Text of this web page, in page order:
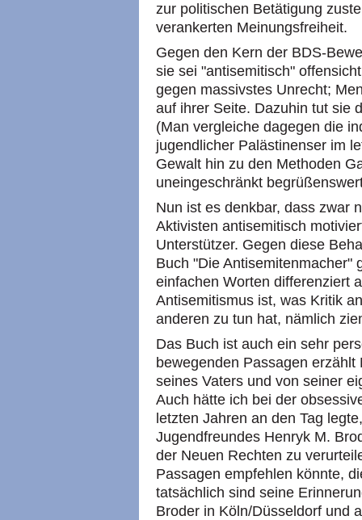
zur politischen Betätigung
verankerten Meinungsfreiheit.
Gegen den Kern der BDS-
sie sei "antisemitisch"
gegen massivstes Unrecht;
auf ihrer Seite. Dazuhin tut sie
(Man vergleiche dagegen die
jugendlicher Palästinenser im
Gewalt hin zu den Methoden
uneingeschränkt
Nun ist es denkbar, dass zwar
Aktivisten antisemitisch
Unterstützer. Gegen diese
Buch "Die Antisemitenmacher"
einfachen Worten differenziert
Antisemitismus ist, was Kritik
anderen zu tun hat, nämlich
Das Buch ist auch ein sehr
bewegenden Passagen
seines Vaters und von seiner
Auch hätte ich bei der
letzten Jahren an den Tag
Jugendfreundes Henryk M.
der Neuen Rechten zu
Passagen empfehlen könnte,
tatsächlich sind seine
Broder in Köln/Düsseldorf und